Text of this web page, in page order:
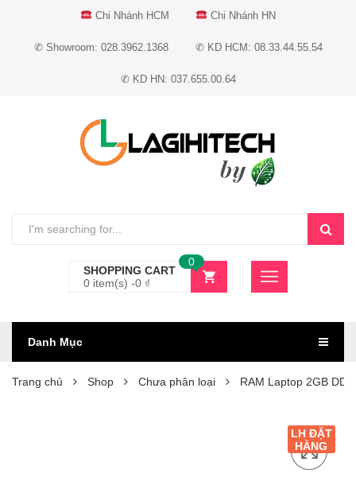
Chi Nhánh HCM Chi Nhánh HN
✆ Showroom: 028.3962.1368 ✆ KD HCM: 08.33.44.55.54
✆ KD HN: 037.655.00.64
SHOPPING CART
0 item(s) -0 ₫
0
Danh Mục
Trang chủ Shop Chưa phân loại RAM Laptop 2GB
LH ĐẶT
HÀNG